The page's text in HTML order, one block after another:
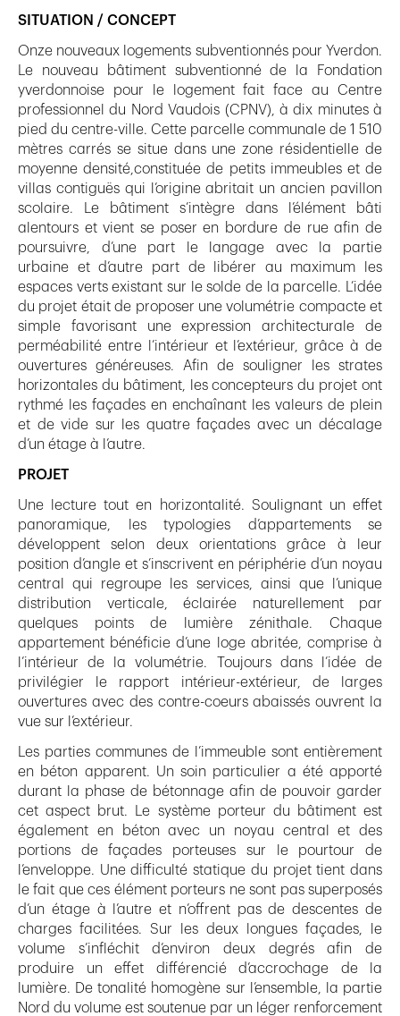
SITUATION / CONCEPT
Onze nouveaux logements subventionnés pour Yverdon.
Le nouveau bâtiment subventionné de la Fondation
yverdonnoise pour le logement fait face au Centre
professionnel du Nord Vaudois (CPNV), à dix minutes à
pied du centre-ville. Cette parcelle communale de 1 510
mètres carrés se situe dans une zone résidentielle de
moyenne densité,constituée de petits immeubles et de
villas contiguës qui l’origine abritait un ancien pavillon
scolaire. Le bâtiment s’intègre dans l’élément bâti
alentours et vient se poser en bordure de rue afin de
poursuivre, d’une part le langage avec la partie
urbaine et d’autre part de libérer au maximum les
espaces verts existant sur le solde de la parcelle. L’idée
du projet était de proposer une volumétrie compacte et
simple favorisant une expression architecturale de
perméabilité entre l’intérieur et l’extérieur, grâce à de
ouvertures généreuses. Afin de souligner les strates
horizontales du bâtiment, les concepteurs du projet ont
rythmé les façades en enchaînant les valeurs de plein
et de vide sur les quatre façades avec un décalage
d’un étage à l’autre.
PROJET
Une lecture tout en horizontalité. Soulignant un effet
panoramique, les typologies d’appartements se
développent selon deux orientations grâce à leur
position d’angle et s’inscrivent en périphérie d’un noyau
central qui regroupe les services, ainsi que l’unique
distribution verticale, éclairée naturellement par
quelques points de lumière zénithale. Chaque
appartement bénéficie d’une loge abritée, comprise à
l’intérieur de la volumétrie. Toujours dans l’idée de
privilégier le rapport intérieur-extérieur, de larges
ouvertures avec des contre-coeurs abaissés ouvrent la
vue sur l’extérieur.
Les parties communes de l’immeuble sont entièrement
en béton apparent. Un soin particulier a été apporté
durant la phase de bétonnage afin de pouvoir garder
cet aspect brut. Le système porteur du bâtiment est
également en béton avec un noyau central et des
portions de façades porteuses sur le pourtour de
l’enveloppe. Une difficulté statique du projet tient dans
le fait que ces élément porteurs ne sont pas superposés
d’un étage à l’autre et n’offrent pas de descentes de
charges facilitées. Sur les deux longues façades, le
volume s’infléchit d’environ deux degrés afin de
produire un effet différencié d’accrochage de la
lumière. De tonalité homogène sur l’ensemble, la partie
Nord du volume est soutenue par un léger renforcement